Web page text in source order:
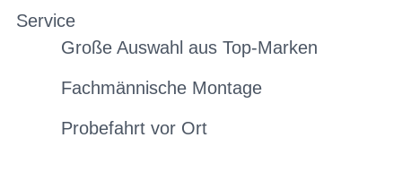
Service
Große Auswahl aus Top-Marken
Fachmännische Montage
Probefahrt vor Ort